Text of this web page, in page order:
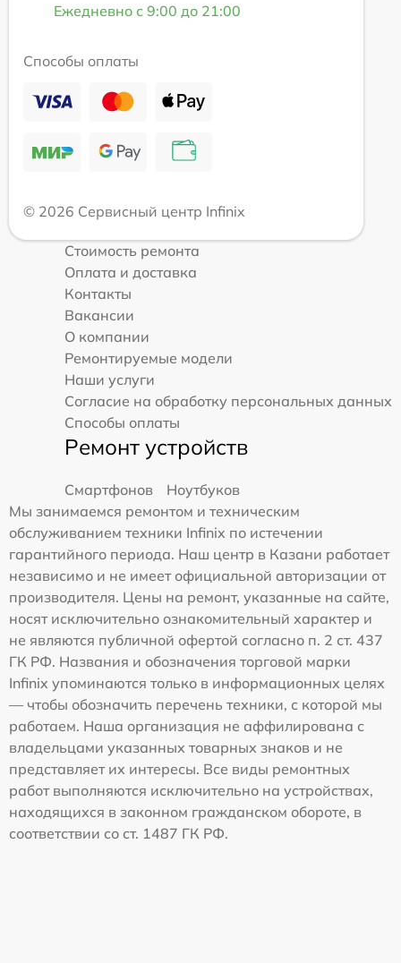
Ежедневно с 9:00 до 21:00
Способы оплаты
© 2026 Сервисный центр Infinix
Стоимость ремонта
Оплата и доставка
Контакты
Вакансии
О компании
Ремонтируемые модели
Наши услуги
Согласие на обработку персональных данных
Способы оплаты
Ремонт устройств
Смартфонов
Ноутбуков
Мы занимаемся ремонтом и техническим
обслуживанием техники Infinix по истечении
гарантийного периода. Наш центр в Казани работает
независимо и не имеет официальной авторизации от
производителя. Цены на ремонт, указанные на сайте,
носят исключительно ознакомительный характер и
не являются публичной офертой согласно п. 2 ст. 437
ГК РФ. Названия и обозначения торговой марки
Infinix упоминаются только в информационных целях
— чтобы обозначить перечень техники, с которой мы
работаем. Наша организация не аффилирована с
владельцами указанных товарных знаков и не
представляет их интересы. Все виды ремонтных
работ выполняются исключительно на устройствах,
находящихся в законном гражданском обороте, в
соответствии со ст. 1487 ГК РФ.